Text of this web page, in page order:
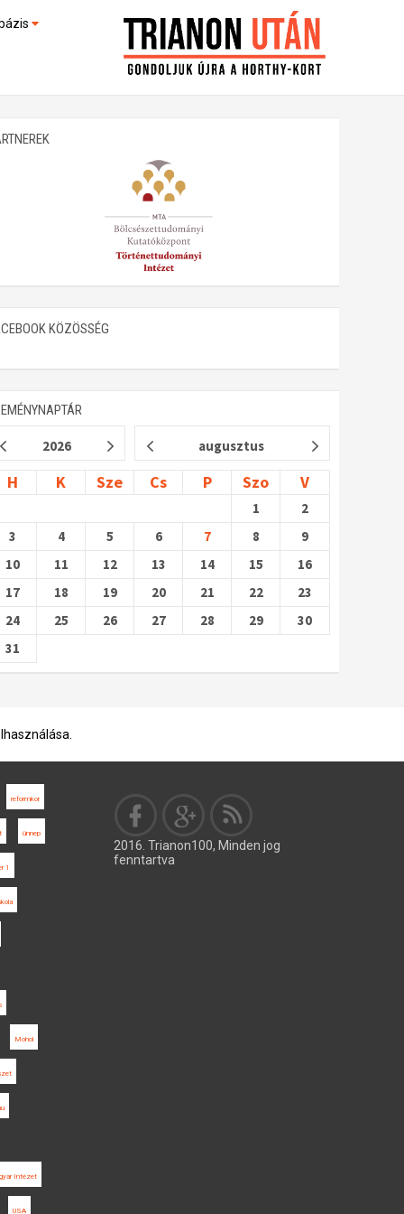
(feltöltés alatt)
KÖZÖSSÉG
2026 augusztus
H K Sze Cs P Szo V
1
2
3
4 5 6 7 8
9
10
11 12 13 14 15
16
17
18 19 20 21 22
23
24
25 26 27 28 29
30
31
reformkor
ünnep
1
Mohol
Intézet
USA
2016. Trianon100, Minden jog
fenntartva